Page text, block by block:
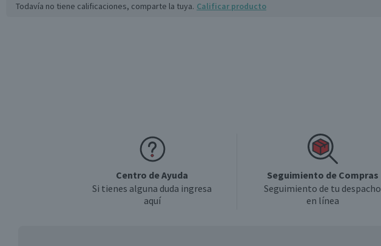
Todavía no tiene calificaciones, comparte la tuya. Calificar producto
Centro de Ayuda
Si tienes alguna duda ingresa
aquí
Seguimiento de Compras
Seguimiento de tu despacho
en línea